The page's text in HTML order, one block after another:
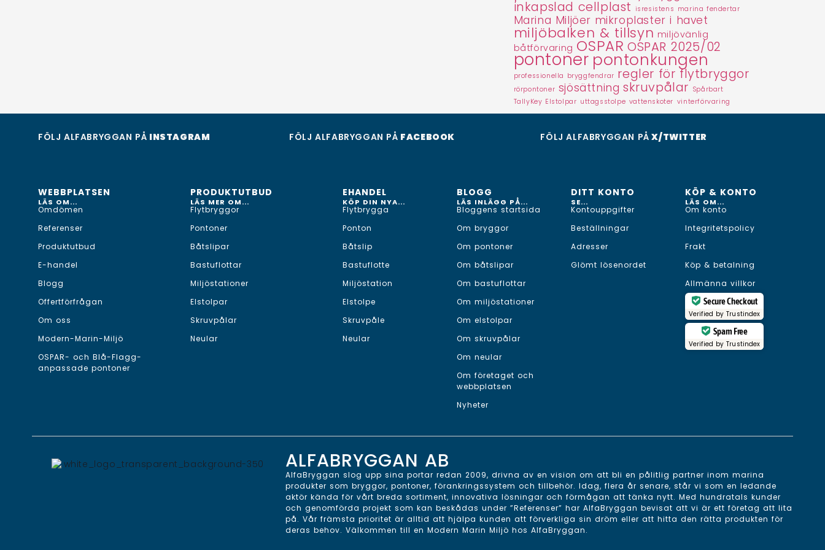
inkapslad cellplast isresistens marina fendertar
Marina Miljöer mikroplaster i havet
miljöbalken & tillsyn miljövänlig
båtförvaring OSPAR OSPAR 2025/02
pontoner pontonkungen
professionella bryggfendrar regler för flytbryggor
rörpontoner sjösättning skruvpålar Spårbart
TallyKey Elstolpar uttagsstolpe vattenskoter vinterförvaring
FÖLJ ALFABRYGGAN PÅ INSTAGRAM FÖLJ ALFABRYGGAN PÅ FACEBOOK FÖLJ ALFABRYGGAN PÅ X/TWITTER
WEBBPLATSEN
LÄS OM...
Omdömen
Referenser
Produktutbud
E-handel
Blogg
Offertförfrågan
Om oss
Modern-Marin-Miljö
OSPAR- och Blå-Flagg-
anpassade pontoner
PRODUKTUTBUD
LÄS MER OM...
Flytbryggor
Pontoner
Båtslipar
Bastuflottar
Miljöstationer
Elstolpar
Skruvpålar
Neular
EHANDEL
KÖP DIN NYA...
Flytbrygga
Ponton
Båtslip
Bastuflotte
Miljöstation
Elstolpe
Skruvpåle
Neular
BLOGG
LÄS INLÄGG PÅ...
Bloggens startsida
Om bryggor
Om pontoner
Om båtslipar
Om bastuflottar
Om miljöstationer
Om elstolpar
Om skruvpålar
Om neular
Om företaget och
webbplatsen
Nyheter
DITT KONTO
SE...
Kontouppgifter
Beställningar
Adresser
Glömt lösenordet
KÖP & KONTO
LÄS OM...
Om konto
Integritetspolicy
Frakt
Köp & betalning
Allmänna villkor
Secure Checkout
Verified byTrustindex
Spam Free
Verified byTrustindex
ALFABRYGGAN AB
AlfaBryggan slog upp sina portar redan 2009, drivna av en vision om att bli en pålitlig partner inom marina
produkter som bryggor, pontoner, förankringssystem och tillbehör. Idag, flera år senare, står vi som en ledande
aktör kända för vårt breda sortiment, innovativa lösningar och förmågan att tänka nytt. Med hundratals kunder
och genomförda projekt som kan beskådas under ”Referenser” har AlfaBryggan bevisat att vi är ett företag att lita
på. Vår främsta prioritet är alltid att hjälpa kunden att förverkliga sin dröm eller att hitta den rätta produkten för
deras behov. Välkommen till en Modern Marin Miljö hos AlfaBryggan.